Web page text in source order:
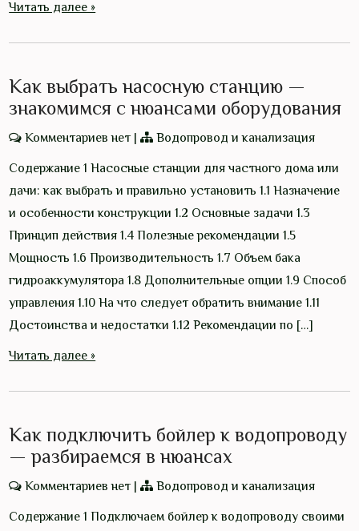
Читать далее »
Как выбрать насосную станцию —
знакомимся с нюансами оборудования
Комментариев нет | Водопровод и канализация
Содержание 1 Насосные станции для частного дома или
дачи: как выбрать и правильно установить 1.1 Назначение
и особенности конструкции 1.2 Основные задачи 1.3
Принцип действия 1.4 Полезные рекомендации 1.5
Мощность 1.6 Производительность 1.7 Объем бака
гидроаккумулятора 1.8 Дополнительные опции 1.9 Способ
управления 1.10 На что следует обратить внимание 1.11
Достоинства и недостатки 1.12 Рекомендации по […]
Читать далее »
Как подключить бойлер к водопроводу
— разбираемся в нюансах
Комментариев нет | Водопровод и канализация
Содержание 1 Подключаем бойлер к водопроводу своими